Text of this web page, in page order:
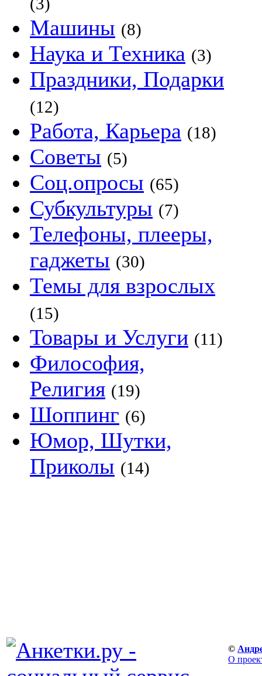
Машины (8)
Наука и Техника (3)
Праздники, Подарки
(12)
Работа, Карьера (18)
Советы (5)
Соц.опросы (65)
Субкультуры (7)
Телефоны, плееры,
гаджеты (30)
Темы для взрослых
(15)
Товары и Услуги (11)
Философия,
Религия (19)
Шоппинг (6)
Юмор, Шутки,
Приколы (14)
©
О